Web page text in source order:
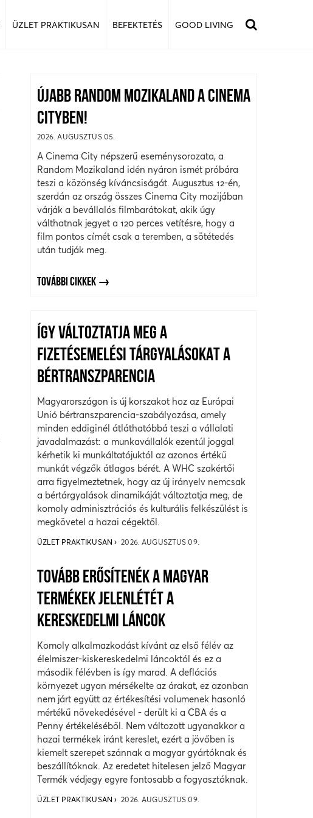
ÜZLET PRAKTIKUSAN BEFEKTETÉS GOOD LIVING
ÚJABB RANDOM MOZIKALAND A CINEMA
CITYBEN!
2026. AUGUSZTUS 05.
A Cinema City népszerű eseménysorozata, a
Random Mozikaland idén nyáron ismét próbára
teszi a közönség kíváncsiságát. Augusztus 12-én,
szerdán az ország összes Cinema City mozijában
várják a bevállalós filmbarátokat, akik úgy
válthatnak jegyet a 120 perces vetítésre, hogy a
film pontos címét csak a teremben, a sötétedés
után tudják meg.
TOVÁBBI CIKKEK
ÍGY VÁLTOZTATJA MEG A
FIZETÉSEMELÉSI TÁRGYALÁSOKAT A
BÉRTRANSZPARENCIA
Magyarországon is új korszakot hoz az Európai
Unió bértranszparencia-szabályozása, amely
minden eddiginél átláthatóbbá teszi a vállalati
javadalmazást: a munkavállalók ezentúl joggal
kérhetik ki munkáltatójuktól az azonos értékű
munkát végzők átlagos bérét. A WHC szakértői
arra figyelmeztetnek, hogy az új irányelv nemcsak
a bértárgyalások dinamikáját változtatja meg, de
komoly adminisztrációs és kulturális felkészülést is
megkövetel a hazai cégektől.
ÜZLET PRAKTIKUSAN 2026. AUGUSZTUS 09.
TOVÁBB ERŐSÍTENÉK A MAGYAR
TERMÉKEK JELENLÉTÉT A
KERESKEDELMI LÁNCOK
Komoly alkalmazkodást kívánt az első félév az
élelmiszer-kiskereskedelmi láncoktól és ez a
második félévben is így marad. A deflációs
környezet ugyan mérsékelte az árakat, ez azonban
nem járt együtt az értékesítési volumenek hasonló
mértékű növekedésével - derült ki a CBA és a
Penny értékeléséből. Nem változott ugyanakkor a
hazai termékek iránt kereslet, ezért a jövőben is
kiemelt szerepet szánnak a magyar gyártóknak és
beszállítóknak. Az eredetet hitelesen jelző Magyar
Termék védjegy egyre fontosabb a fogyasztóknak.
ÜZLET PRAKTIKUSAN 2026. AUGUSZTUS 09.